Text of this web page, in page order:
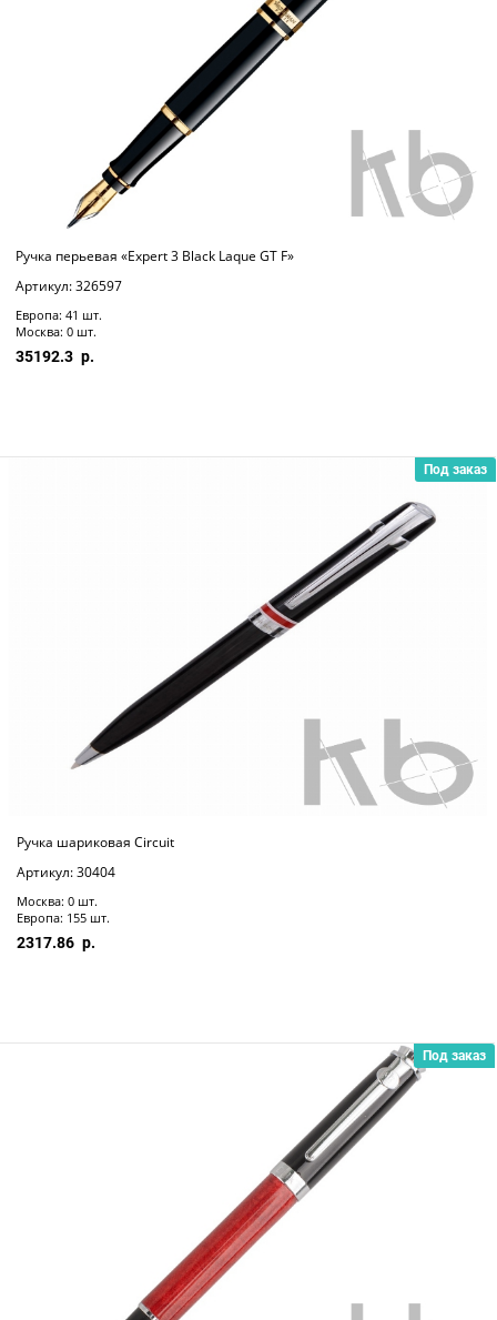
Ручка перьевая «Expert 3 Black Laque GT F»
Артикул: 326597
Европа: 41 шт.
Москва: 0 шт.
35192.3
Под заказ
Ручка шариковая Circuit
Артикул: 30404
Москва: 0 шт.
Европа: 155 шт.
2317.86
Под заказ